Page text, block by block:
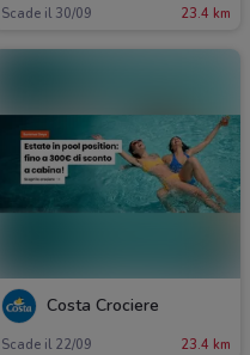
Scade il 30/09 23.4 km
Costa Crociere
Scade il 22/09 23.4 km